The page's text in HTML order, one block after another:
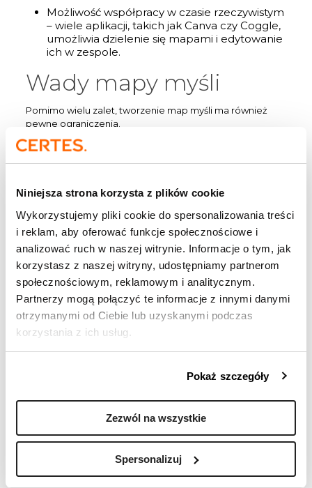
Niniejsza strona korzysta z plików cookie
Wykorzystujemy pliki cookie do spersonalizowania treści
i reklam, aby oferować funkcje społecznościowe i
analizować ruch w naszej witrynie. Informacje o tym, jak
korzystasz z naszej witryny, udostępniamy partnerom
społecznościowym, reklamowym i analitycznym.
Partnerzy mogą połączyć te informacje z innymi danymi
otrzymanymi od Ciebie lub uzyskanymi podczas
korzystania z ich usług.
Pokaż szczegóły
Zezwól na wszystkie
Spersonalizuj
Możliwość współpracy w czasie rzeczywistym
– wiele aplikacji, takich jak Canva czy Coggle,
umożliwia dzielenie się mapami i edytowanie
ich w zespole.
Wady mapy myśli
Pomimo wielu zalet, tworzenie map myśli ma również
pewne ograniczenia.
Może być czasochłonne – jeśli tworzysz
skomplikowaną mapę myśli za pomocą
więcej czasu.
szczegółowych danych – w przypadku
bardzo precyzyjnych informacji lepiej
sprawdzają się tradycyjne notatki lub wykresy.
Zbyt duża ilość informacji może prowadzić do
chaosu – mapa, która zawiera zbyt wiele
gałęzi i detali, może stracić przejrzystość.
Jak stworzyć mapę
myśli? Dowiedz się
znać kilka zasad, które pomogą w szybkim i skutecznym
mapowaniu myśli.
Krok 1. Wybierz główny temat